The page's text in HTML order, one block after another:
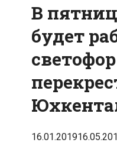
В
будет
16.01.2019